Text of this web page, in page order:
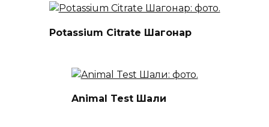
Potassium Citrate Шагонар
Animal Test Шали